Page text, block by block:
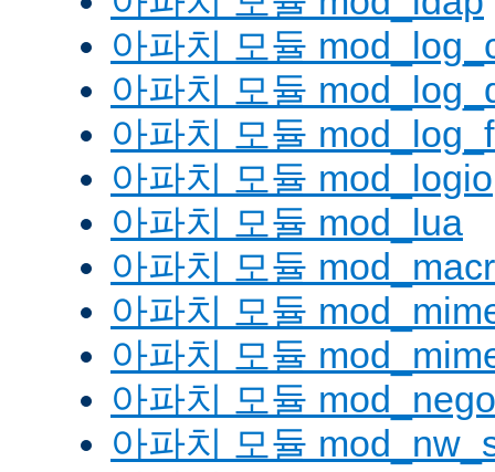
아파치 모듈
아파치 모듈
아파치 모듈
아파치 모듈 mod_logio
아파치 모듈 mod_lua
아파치 모듈
아파치 모듈
아파치 모듈
아파치 모듈
아파치 모듈